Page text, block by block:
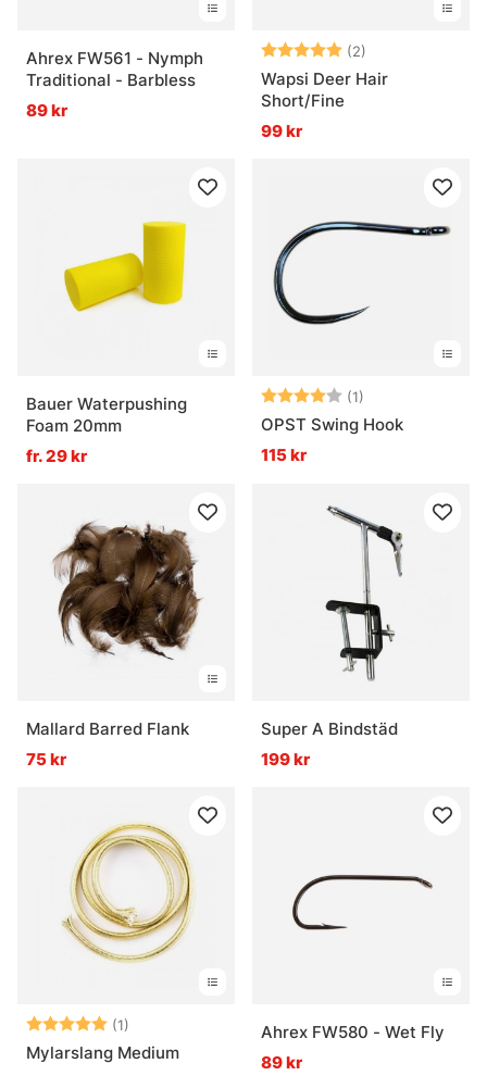
Ahrex FW561 - Nymph
Traditional - Barbless
89 kr
Betyg: (2)
Wapsi Deer Hair
Short/Fine
99 kr
Bauer Waterpushing
Foam 20mm
fr. 29 kr
Betyg: (1)
OPST Swing Hook
115 kr
Mallard Barred Flank
75 kr
Super A Bindstäd
199 kr
Betyg: (1)
5.0 utav 5 stjärnor
Mylarslang Medium
Ahrex FW580 - Wet Fly
89 kr